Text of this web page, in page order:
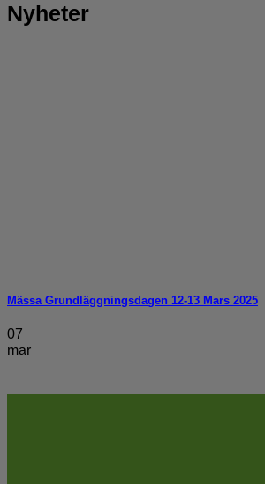
Nyheter
Mässa Grundläggningsdagen 12-13 Mars 2025
07
mar